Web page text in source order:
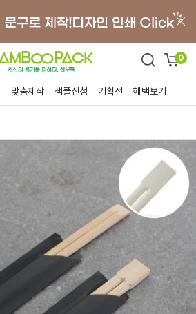
0
맞춤제작 샘플신청 기획전 혜택보기